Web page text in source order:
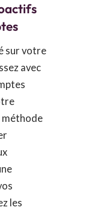
sur votre
avec
méthode
les